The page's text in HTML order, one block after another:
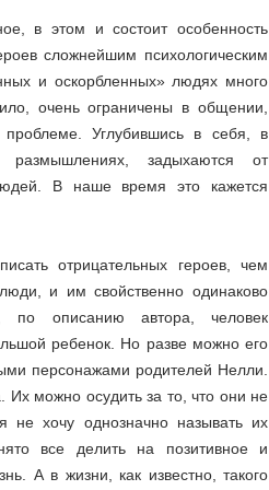
в этом и состоит особенность
сложнейшим психологическим
и оскорбленных» людях много
очень ограничены в общении,
Углубившись в себя, в
задыхаются от
В наше время это кажется
отрицательных героев, чем
и им свойственно одинаково
по описанию автора, человек
ребенок. Но разве можно его
персонажами родителей Нелли.
можно осудить за то, что они не
хочу однозначно называть их
все делить на позитивное и
А в жизни, как известно, такого